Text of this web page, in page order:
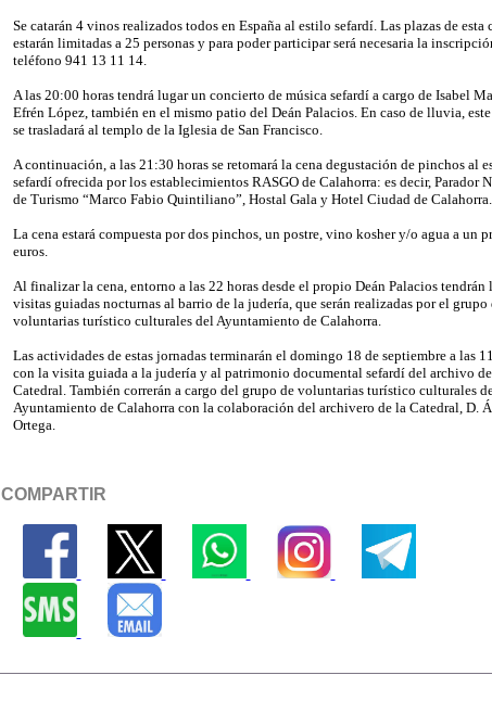
Se catarán 4 vinos realizados todos en España al estilo sefardí. Las plazas de esta
estarán limitadas a 25 personas y para poder participar será necesaria la
teléfono 941 13 11 14.
A las 20:00 horas tendrá lugar un concierto de música sefardí a cargo de Isabel
Efrén López, también en el mismo patio del Deán Palacios. En caso de lluvia,
se trasladará al templo de la Iglesia de San Francisco.
A continuación, a las 21:30 horas se retomará la cena degustación de pinchos al
sefardí ofrecida por los establecimientos RASGO de Calahorra: es decir, Parador
de Turismo “Marco Fabio Quintiliano”, Hostal Gala y Hotel Ciudad de Calahorra.
La cena estará compuesta por dos pinchos, un postre, vino kosher y/o agua a un
euros.
Al finalizar la cena, entorno a las 22 horas desde el propio Deán Palacios tendrán
visitas guiadas nocturnas al barrio de la judería, que serán realizadas por el grupo
voluntarias turístico culturales del Ayuntamiento de Calahorra.
Las actividades de estas jornadas terminarán el domingo 18 de septiembre a las
con la visita guiada a la judería y al patrimonio documental sefardí del archivo
Catedral. También correrán a cargo del grupo de voluntarias turístico culturales
Ayuntamiento de Calahorra con la colaboración del archivero de la Catedral, D.
Ortega.
COMPARTIR